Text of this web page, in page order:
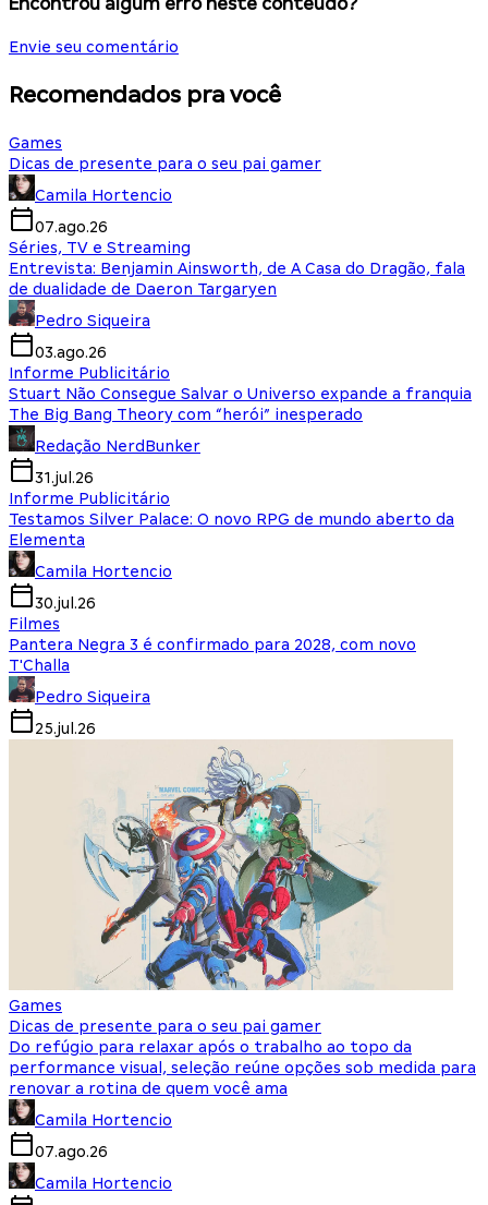
Encontrou algum erro neste conteúdo?
Envie seu comentário
Recomendados pra você
Games
Dicas de presente para o seu pai gamer
Camila Hortencio
07.ago.26
Séries, TV e Streaming
Entrevista: Benjamin Ainsworth, de A Casa do Dragão, fala
de dualidade de Daeron Targaryen
Pedro Siqueira
03.ago.26
Informe Publicitário
Stuart Não Consegue Salvar o Universo expande a franquia
The Big Bang Theory com “herói” inesperado
Redação NerdBunker
31.jul.26
Informe Publicitário
Testamos Silver Palace: O novo RPG de mundo aberto da
Elementa
Camila Hortencio
30.jul.26
Filmes
Pantera Negra 3 é confirmado para 2028, com novo
T'Challa
Pedro Siqueira
25.jul.26
Games
Dicas de presente para o seu pai gamer
Do refúgio para relaxar após o trabalho ao topo da
performance visual, seleção reúne opções sob medida para
renovar a rotina de quem você ama
Camila Hortencio
07.ago.26
Camila Hortencio